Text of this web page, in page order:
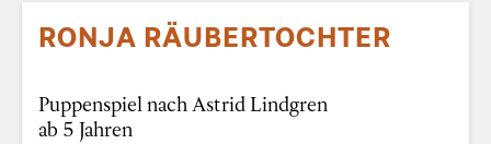
RONJA RÄUBERTOCHTER
Puppenspiel nach Astrid Lindgren
ab 5 Jahren